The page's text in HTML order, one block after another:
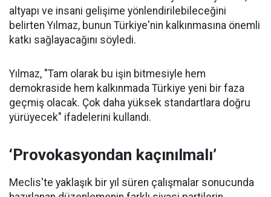
altyapı ve insani gelişime yönlendirilebileceğini
belirten Yılmaz, bunun Türkiye'nin kalkınmasına önemli
katkı sağlayacağını söyledi.
Yılmaz, "Tam olarak bu işin bitmesiyle hem
demokraside hem kalkınmada Türkiye yeni bir faza
geçmiş olacak. Çok daha yüksek standartlara doğru
yürüyecek" ifadelerini kullandı.
‘Provokasyondan kaçınılmalı’
Meclis'te yaklaşık bir yıl süren çalışmalar sonucunda